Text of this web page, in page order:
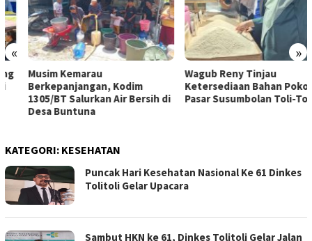
« »
Musim Kemarau
Berkepanjangan, Kodim
1305/BT Salurkan Air Bersih di
Desa Buntuna
Wagub Reny Tinjau
Ketersediaan Bahan Pokok di
Pasar Susumbolan Toli-Toli
KATEGORI: KESEHATAN
Puncak Hari Kesehatan Nasional Ke 61 Dinkes
Tolitoli Gelar Upacara
Sambut HKN ke 61, Dinkes Tolitoli Gelar Jalan